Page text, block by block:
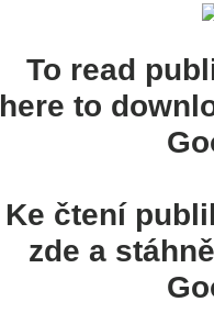
To read
here to
Ke čtení
zde a